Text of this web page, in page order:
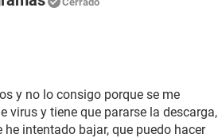
y no lo consigo porque se me
virus y tiene que pararse la descarga,
intentado bajar, que puedo hacer